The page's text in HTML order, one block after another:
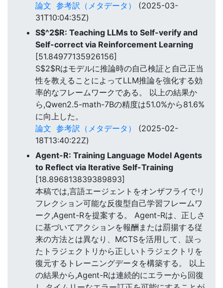
論文 参考訳（メタデータ）
(2025-03-
31T10:04:35Z)
S$^2$R: Teaching LLMs to Self-verify and
Self-correct via Reinforcement Learning
[51.84977135926156]
S$2$Rはモデルに推論時の自己検証と自己正当
性を教えることによってLLM推論を強化する効
率的なフレームワークである。 以上の結果か
ら,Qwen2.5-math-7Bの精度は51.0%から81.6%
に向上した。
論文 参考訳（メタデータ）
(2025-02-
18T13:40:22Z)
Agent-R: Training Language Model Agents
to Reflect via Iterative Self-Training
[18.896813839389893]
本稿では,言語エージェントをオンザフライでリ
フレクション可能な反復型自己学習フレームワ
ーク,Agent-Rを提案する。 Agent-Rは、正しさ
に基づいてアクションを報酬または罰揚する従
来の方法とは異なり、MCTSを活用して、誤っ
たトラジェクトリから正しいトラジェクトリを
復元するトレーニングデータを構築する。 以上
の結果から,Agent-Rは連続的にエラーから回復